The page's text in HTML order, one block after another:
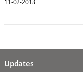
11-02-2018
Updates